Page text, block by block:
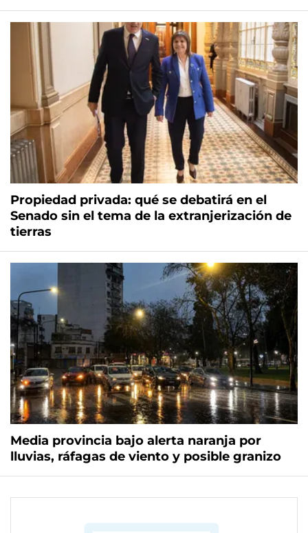
Propiedad privada: qué se debatirá en el
Senado sin el tema de la extranjerización de
tierras
Media provincia bajo alerta naranja por
lluvias, ráfagas de viento y posible granizo